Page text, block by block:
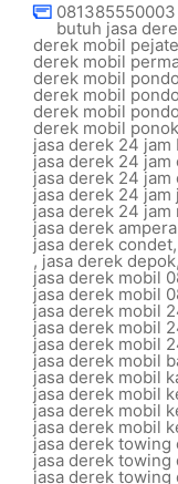
butuh jasa
derek mobil
derek mobil
derek mobil
derek mobil
derek mobil
derek mobil
jasa derek 24 jam
jasa derek 24 jam
jasa derek 24 jam
jasa derek 24 jam
jasa derek 24 jam
jasa derek
jasa derek condet
, jasa derek depok
jasa derek mobil
jasa derek mobil
jasa derek mobil
jasa derek mobil
jasa derek mobil
jasa derek mobil
jasa derek mobil
jasa derek mobil
jasa derek mobil
jasa derek mobil
jasa derek towing
jasa derek towing
jasa derek towing